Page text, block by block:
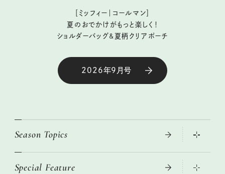
［ミッフィー｜コールマン］
夏のおでかけがもっと楽しく！
ショルダーバッグ&夏柄クリアポーチ
2026年9月号
Season Topics
大人のリュック探し 2026SS
Special Feature